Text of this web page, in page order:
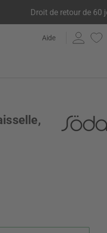
Droit de retour de 60
Aide